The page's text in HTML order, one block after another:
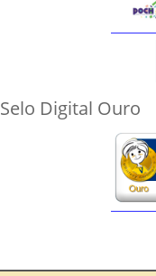
Selo Digital Ouro